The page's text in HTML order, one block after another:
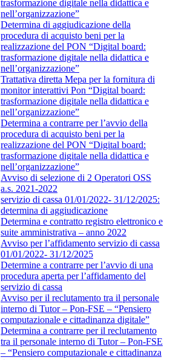
trasformazione digitale nella didattica e
nell’organizzazione”
Determina di aggiudicazione della
procedura di acquisto beni per la
realizzazione del PON “Digital board:
trasformazione digitale nella didattica e
nell’organizzazione”
Trattativa diretta Mepa per la fornitura di
monitor interattivi Pon “Digital board:
trasformazione digitale nella didattica e
nell’organizzazione”
Determina a contrarre per l’avvio della
procedura di acquisto beni per la
realizzazione del PON “Digital board:
trasformazione digitale nella didattica e
nell’organizzazione”
Avviso di selezione di 2 Operatori OSS
a.s. 2021-2022
servizio di cassa 01/01/2022- 31/12/2025:
determina di aggiudicazione
Determina e contratto registro elettronico e
suite amministrativa – anno 2022
Avviso per l’affidamento servizio di cassa
01/01/2022- 31/12/2025
Determine a contrarre per l’avvio di una
procedura aperta per l’affidamento del
servizio di cassa
Avviso per il reclutamento tra il personale
interno di Tutor – Pon-FSE – “Pensiero
computazionale e cittadinanza digitale”
Determina a contrarre per il reclutamento
tra il personale interno di Tutor – Pon-FSE
– “Pensiero computazionale e cittadinanza